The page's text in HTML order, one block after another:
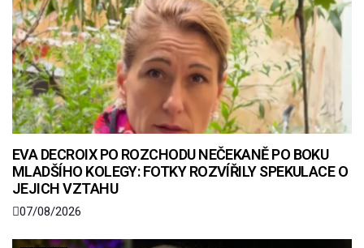
EVA DECROIX PO ROZCHODU NEČEKANĚ PO BOKU
MLADŠÍHO KOLEGY: FOTKY ROZVÍŘILY SPEKULACE O
JEJICH VZTAHU
07/08/2026